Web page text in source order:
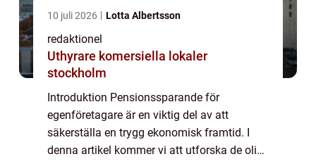
10 juli 2026 Lotta Albertsson
redaktionel
Uthyrare komersiella lokaler
stockholm
Introduktion Pensionssparande för
egenföretagare är en viktig del av att
säkerställa en trygg ekonomisk framtid. I
denna artikel kommer vi att utforska de olika